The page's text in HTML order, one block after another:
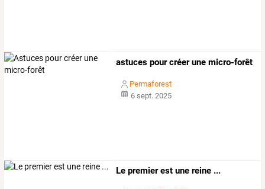
astuces pour créer une micro-forêt
Permaforest
6 sept. 2025
Le premier est une reine ...